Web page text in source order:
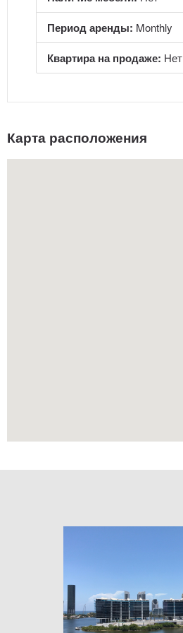
Период аренды: Monthly
Квартира на продаже: Нет
Карта расположения